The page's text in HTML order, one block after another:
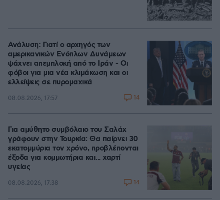
Ανάλυση: Γιατί ο αρχηγός των
αμερικανικών Ενόπλων Δυνάμεων
ψάχνει απεμπλοκή από το Ιράν - Οι
φόβοι για μια νέα κλιμάκωση και οι
ελλείψεις σε πυρομαχικά
08.08.2026, 17:57 14
Για αμύθητο συμβόλαιο του Σαλάχ
γράφουν στην Τουρκία: Θα παίρνει 30
εκατομμύρια τον χρόνο, προβλέπονται
έξοδα για κομμωτήρια και... χαρτί
υγείας
08.08.2026, 17:38 14